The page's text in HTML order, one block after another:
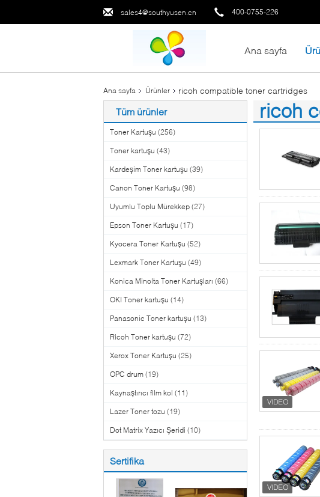
sales4@southyusen.cn 400-0755-226
Ana sayfa
Ana sayfa Ürünler ricoh compatible toner cartridges
Tüm ürünler
Toner Kartuşu (256)
Toner kartuşu (43)
Kardeşim Toner kartuşu (39)
Canon Toner Kartuşu (98)
Uyumlu Toplu Mürekkep (27)
Epson Toner Kartuşu (17)
Kyocera Toner Kartuşu (52)
Lexmark Toner Kartuşu (49)
Konica Minolta Toner Kartuşları (66)
OKI Toner kartuşu (14)
Panasonic Toner kartuşu (13)
Ricoh Toner kartuşu (72)
Xerox Toner Kartuşu (25)
OPC drum (19)
Kaynaştırıcı film kol (11)
Lazer Toner tozu (19)
Dot Matrix Yazıcı Şeridi (10)
Sertifika
ricoh
(78)